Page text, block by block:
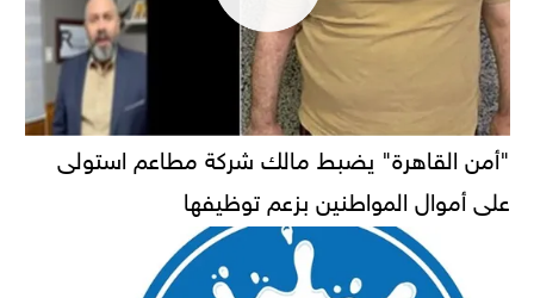
"أمن القاهرة" يضبط مالك شركة مطاعم استولى
على أموال المواطنين بزعم توظيفها